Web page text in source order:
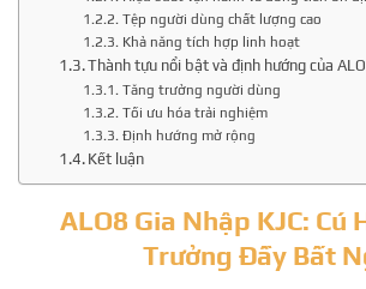
Tệp người dùng chất lượng cao
Khả năng tích hợp linh hoạt
Thành tựu nổi bật và định hướng của
Tăng trưởng người dùng
Tối ưu hóa trải nghiệm
Định hướng mở rộng
Kết luận
ALO8 Gia Nhập KJC: Cú
Trưởng Đầy Bất